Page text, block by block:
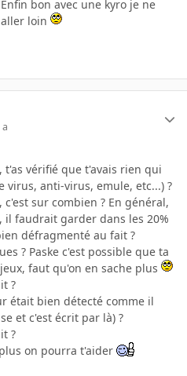
bon avec une kyro je ne
loin
t'as vérifié que t'avais rien qui
virus, anti-virus, emule, etc...) ?
sur combien ? En général,
faudrait garder dans les 20%
défragmenté au fait ?
? Paske c'est possible que ta
faut qu'on en sache plus
?
était bien détecté comme il
et c'est écrit par là) ?
?
on pourra t'aider